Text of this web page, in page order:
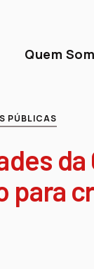
Quem
PÚBLICAS
para